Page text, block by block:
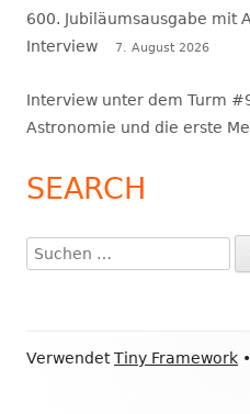
600. Jubiläumsausgabe mit
Interview
7. August 2026
Interview unter dem Turm
Astronomie und die erste
SEARCH
Suchen
nach:
Footer
VerwendetTiny Framework •